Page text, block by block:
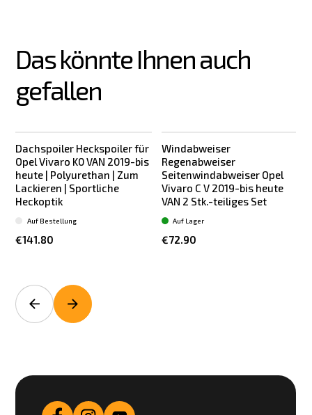
Das könnte Ihnen auch
gefallen
Dachspoiler Heckspoiler für
Opel Vivaro K0 VAN 2019-bis
heute | Polyurethan | Zum
Lackieren | Sportliche
Heckoptik
€141.80
Auf Bestellung
Windabweiser
Regenabweiser
Seitenwindabweiser Opel
Vivaro C V 2019-bis heute
VAN 2 Stk.-teiliges Set
€72.90
Auf Lager